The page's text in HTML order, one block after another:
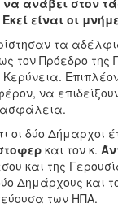
ανάβει στον
είναι οι
τα
τον Πρόεδρο
να
ασφάλεια.
οι δύο
και τον κ.
και της
Δημάρχους και
των ΗΠΑ.